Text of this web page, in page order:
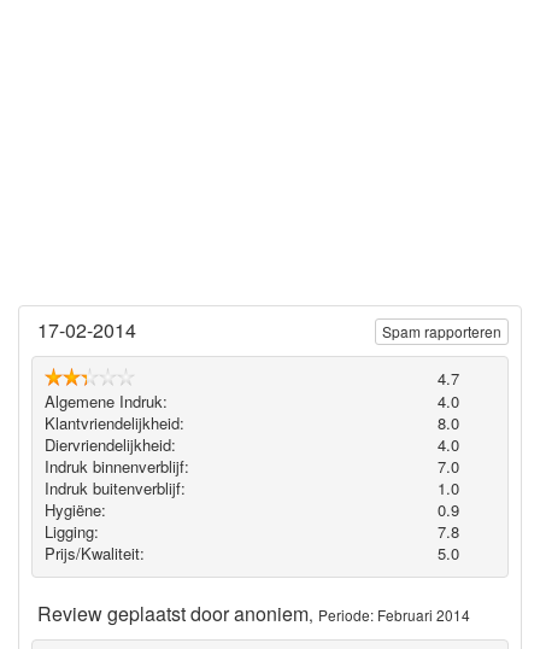
17-02-2014
4.7
Algemene Indruk:
4.0
Klantvriendelijkheid:
8.0
Diervriendelijkheid:
4.0
Indruk binnenverblijf:
7.0
Indruk buitenverblijf:
1.0
Hygiëne‎:
0.9
Ligging:
7.8
Prijs/Kwaliteit:
5.0
Review geplaatst dooranoniem, Periode: Februari 2014
Spam rapporteren